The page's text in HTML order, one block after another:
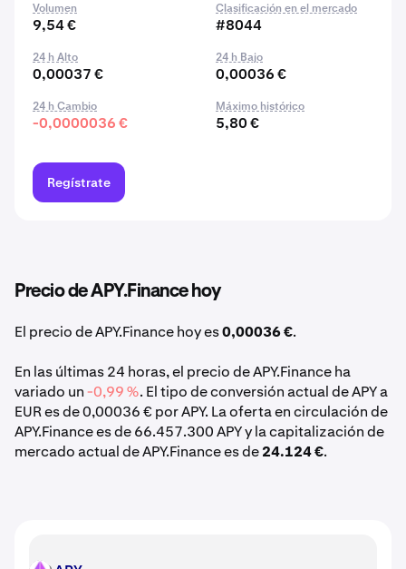
Volumen
9,54 €
Clasificación en el mercado
#8044
24 h Alto
0,00037 €
24 h Bajo
0,00036 €
24 h Cambio
-0,0000036 €
Máximo histórico
5,80 €
Regístrate
Precio de APY.Finance hoy
El precio de APY.Finance hoy es0,00036 €.
En las últimas 24 horas, el precio de APY.Finance ha
variado un-0,99 %. El tipo de conversión actual de APY a
EUR es de 0,00036 € por APY. La oferta en circulación de
APY.Finance es de 66.457.300 APY y la capitalización de
mercado actual de APY.Finance es de24.124 €.